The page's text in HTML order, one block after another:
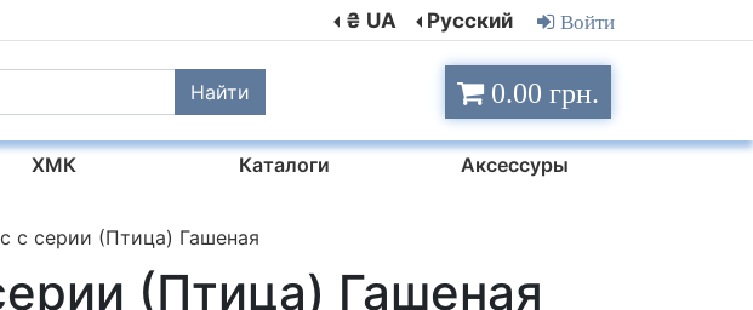
₴ UA Русский Войти
Найти 0.00 грн.
ХМК Каталоги Аксессуры
с серии (Птица) Гашеная
(Птица) Гашеная